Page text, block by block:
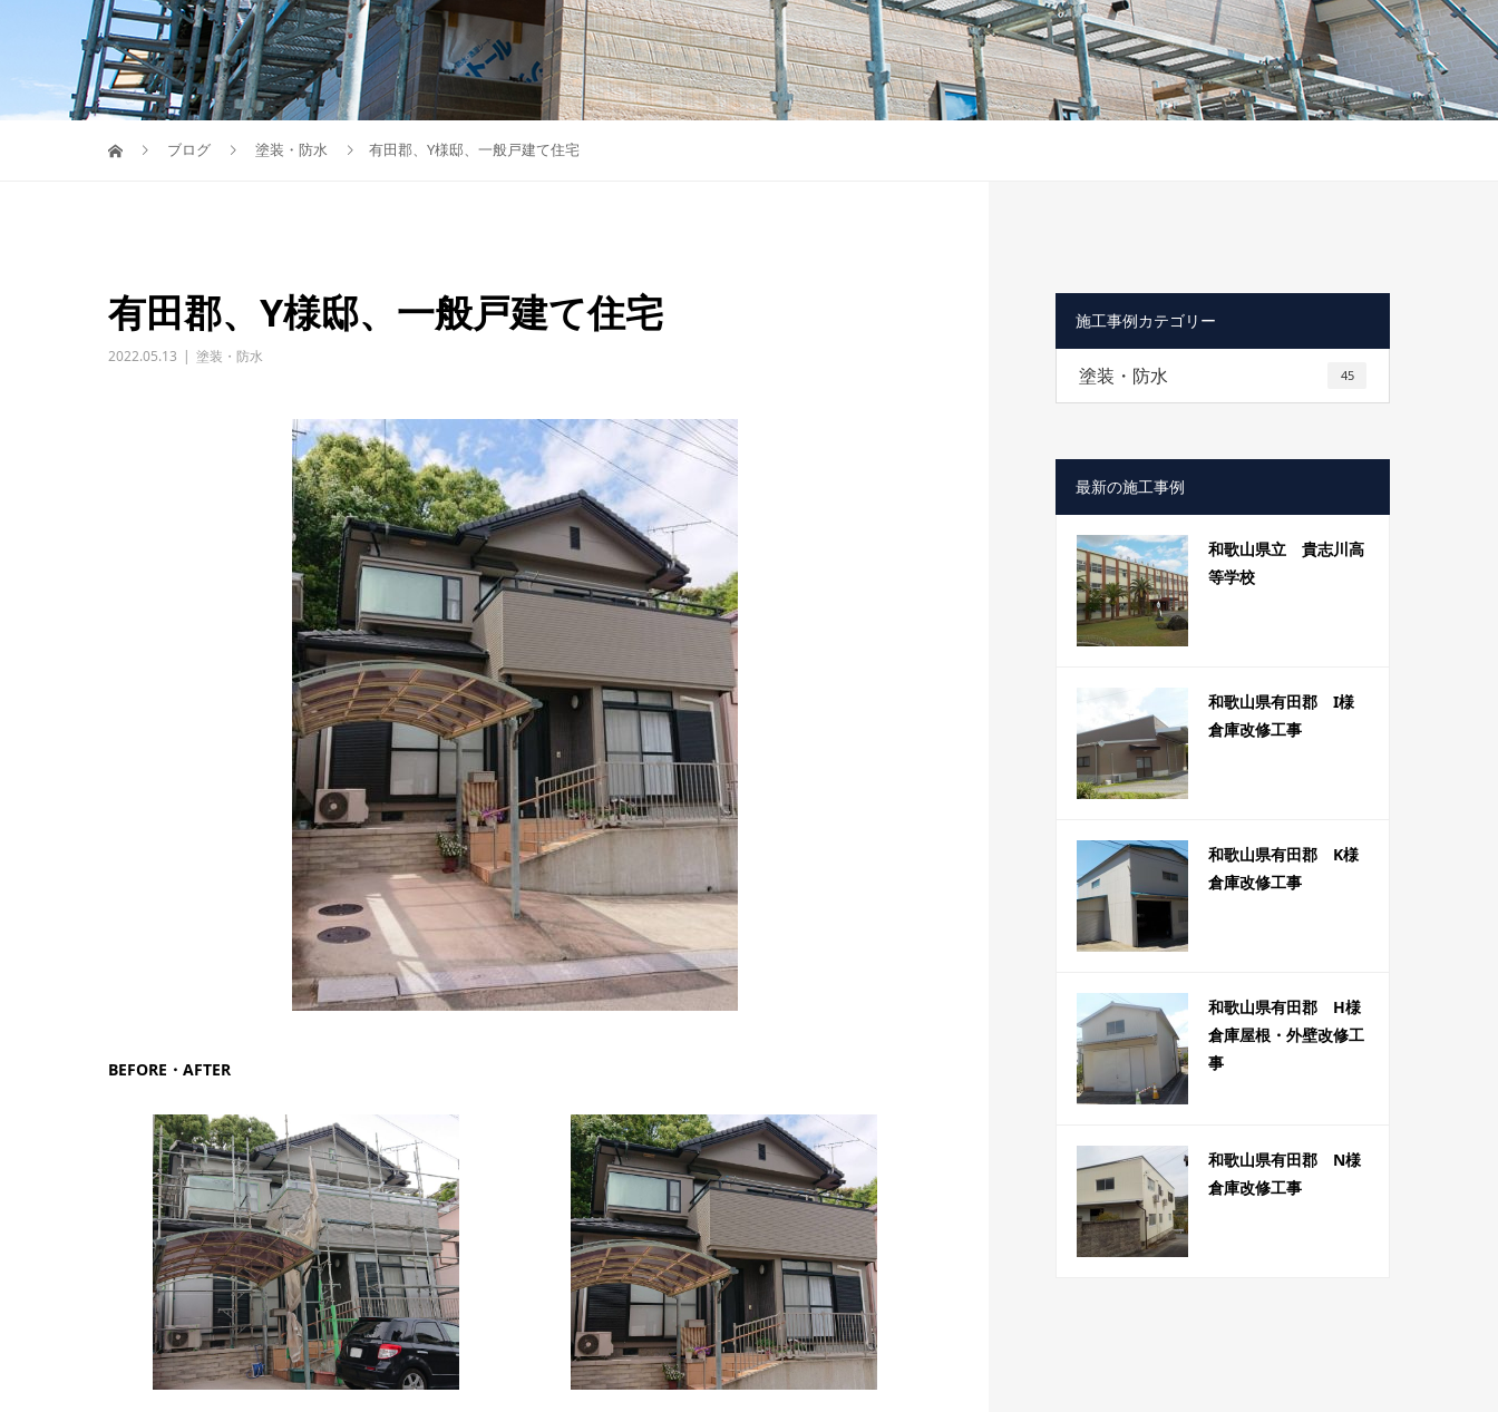
ブログ 塗装・防水 有田郡、Y様邸、一般戸建て住宅
有田郡、Y様邸、一般戸建て住宅
2022.05.13 塗装・防水
BEFORE・AFTER
施工事例カテゴリー
塗装・防水 45
最新の施工事例
和歌山県立 貴志川高
等学校
和歌山県有田郡 I様
倉庫改修工事
和歌山県有田郡 K様
倉庫改修工事
和歌山県有田郡 H様
倉庫屋根・外壁改修工
事
和歌山県有田郡 N様
倉庫改修工事